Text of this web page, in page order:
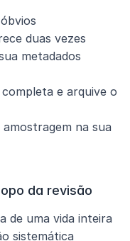
duas vezes
metadados
e arquive o
na sua
da revisão
de uma vida inteira
sistemática